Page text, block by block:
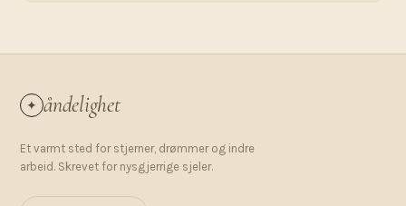
✦ åndelighet
Et varmt sted for stjerner, drømmer og indre
arbeid. Skrevet for nysgjerrige sjeler.